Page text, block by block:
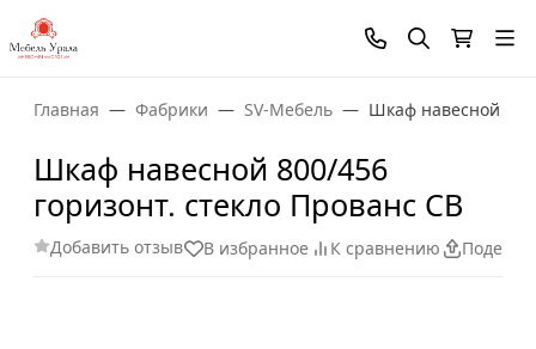
Главная Фабрики SV-Мебель Шкаф навесной
Шкаф навесной 800/456
горизонт. стекло Прованс СВ
Добавить отзыв В избранное К сравнению